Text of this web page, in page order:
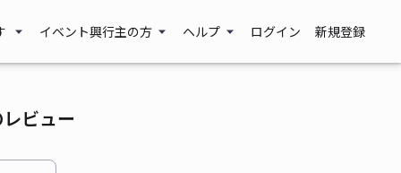
イベント興行主の方 ヘルプ ログイン 新規登録
ビュー